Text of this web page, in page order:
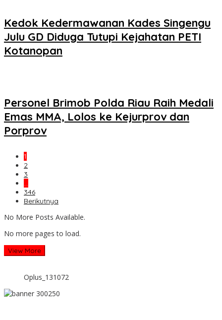
Kedok Kedermawanan Kades Singengu
Julu GD Diduga Tutupi Kejahatan PETI
Kotanopan
Personel Brimob Polda Riau Raih Medali
Emas MMA, Lolos ke Kejurprov dan
Porprov
1
2
3
…
346
Berikutnya
No More Posts Available.
No more pages to load.
View More
Oplus_131072